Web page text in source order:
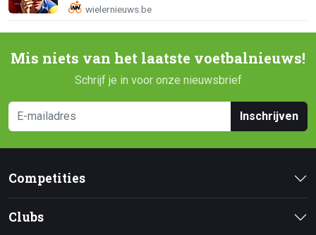
Mis niets van het laatste voetbalnieuws!
Schrijf je in voor onze nieuwsbrief
Inschrijven
Competities
Clubs